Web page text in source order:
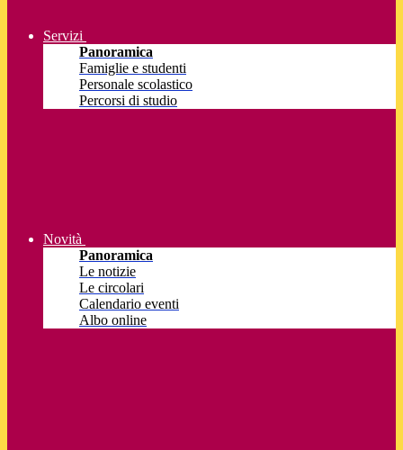
Servizi
Panoramica
Famiglie e studenti
Personale scolastico
Percorsi di studio
Novità
Panoramica
Le notizie
Le circolari
Calendario eventi
Albo online